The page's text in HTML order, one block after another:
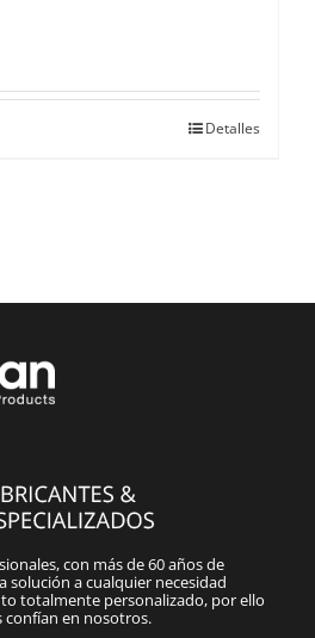
Detalles
con más de 60 años de
solución a cualquier necesidad
totalmente personalizado, por ello
confían en nosotros.